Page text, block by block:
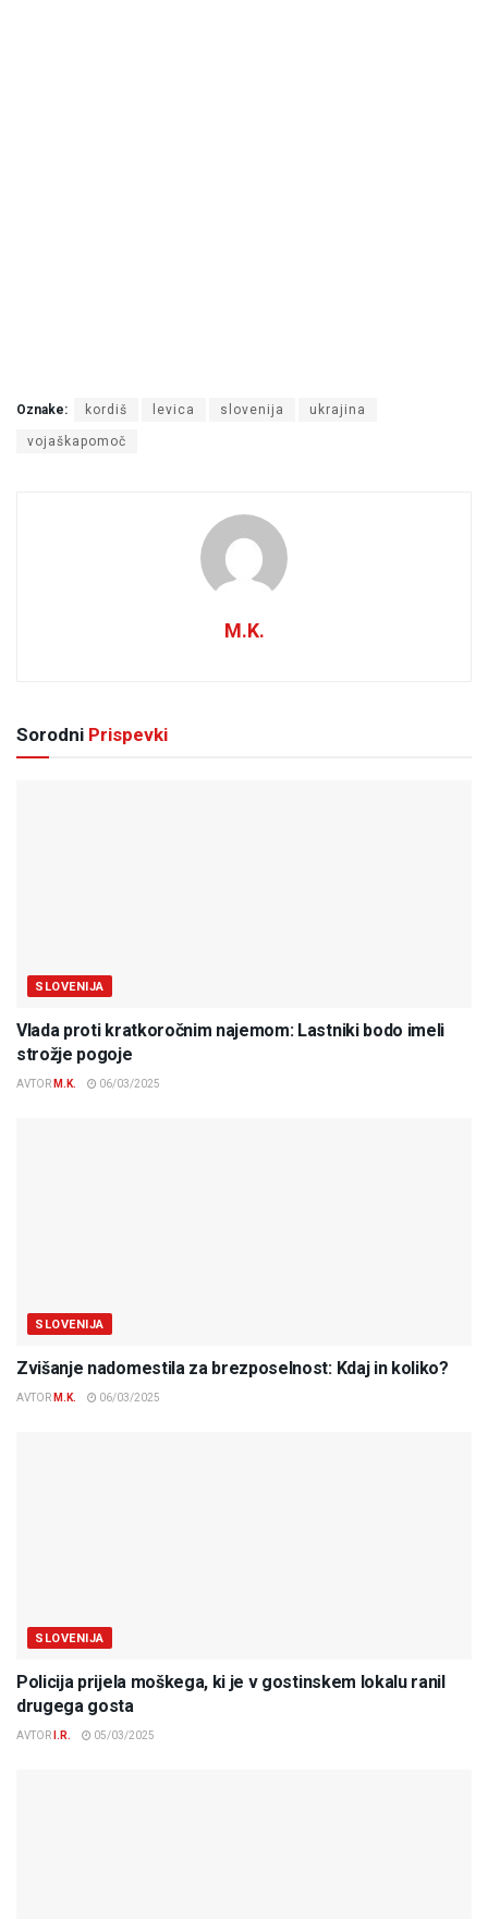
Oznake: kordiš levica slovenija ukrajina
vojaškapomoč
M.K.
Sorodni Prispevki
SLOVENIJA
Vlada proti kratkoročnim najemom: Lastniki bodo imeli
strožje pogoje
AVTOR M.K. 06/03/2025
SLOVENIJA
Zvišanje nadomestila za brezposelnost: Kdaj in koliko?
AVTOR M.K. 06/03/2025
SLOVENIJA
Policija prijela moškega, ki je v gostinskem lokalu ranil
drugega gosta
AVTOR I.R. 05/03/2025